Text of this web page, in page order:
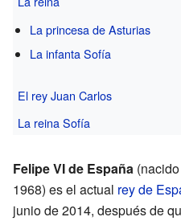
La princesa de Asturias
La infanta Sofía
El rey Juan Carlos
La reina Sofía
Felipe VI de España
1968) es el actual rey de
junio de 2014, después de